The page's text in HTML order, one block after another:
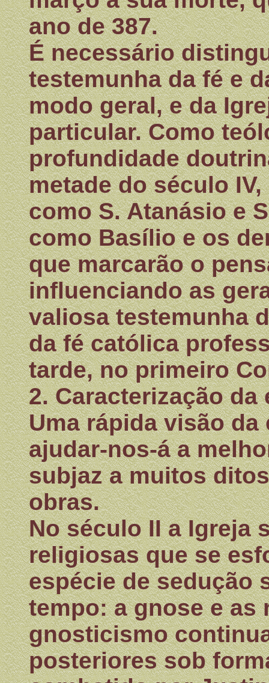
ano de 387.
É necessário
testemunha da fé e
modo geral, e da
particular. Como
profundidade
metade do século
como S. Atanásio e
como Basílio e os
que marcarão o
influenciando as
valiosa testemunha
da fé católica
tarde, no primeiro
2. Caracterização da
Uma rápida visão
ajudar-nos-á a
subjaz a muitos
obras.
No século II a Igreja
religiosas que se
espécie de sedução
tempo: a gnose e as
gnosticismo
posteriores sob